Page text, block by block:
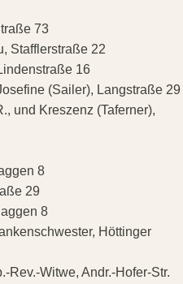
73
Stafflerstraße 22
16
(Sailer), Langstraße 29
und Kreszenz (Taferner),
8
29
8
Höttinger
Witwe, Andr.-Hofer-Str.